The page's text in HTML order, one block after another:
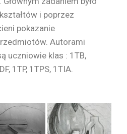
i poprzez
pokazanie
Autorami
uczniowie klas : 1TB,
1TP, 1TPS, 1TIA.